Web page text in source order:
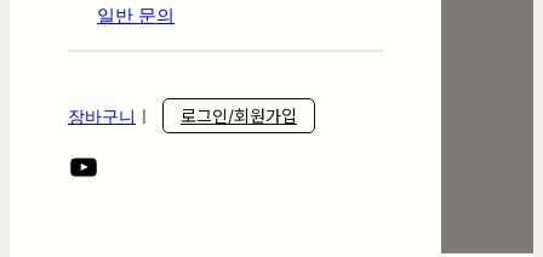
일반 문의
장바구니 로그인/회원가입